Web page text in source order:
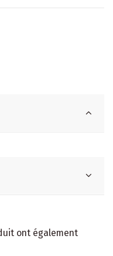
ont également